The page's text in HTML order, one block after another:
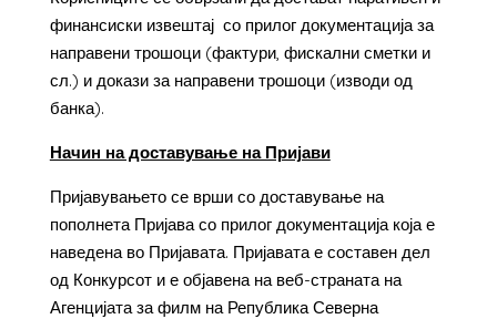
финансиски извештај со прилог документација за
направени трошоци (фактури, фискални сметки и
сл.) и докази за направени трошоци (изводи од
банка).
Начин на доставување на Пријави
Пријавувањето се врши со доставување на
пополнета Пријава со прилог документација која е
наведена во Пријавата. Пријавата е составен дел
од Конкурсот и е објавена на веб-страната на
Агенцијата за филм на Република Северна